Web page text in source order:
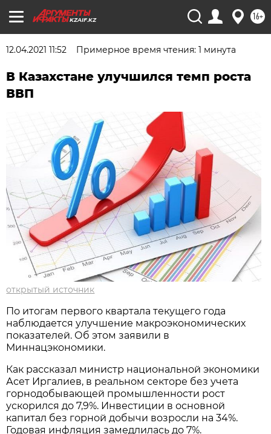
KZAIF.KZ 16+
12.04.2021 11:52 Примерное время чтения: 1 минута
В Казахстане улучшился темп роста
ВВП
открытый источник
По итогам первого квартала текущего года
наблюдается улучшение макроэкономических
показателей. Об этом заявили в
Миннацэкономики.
Как рассказал министр национальной экономики
Асет Иргалиев, в реальном секторе без учета
горнодобывающей промышленности рост
ускорился до 7,9%. Инвестиции в основной
капитал без горной добычи возросли на 34%.
Годовая инфляция замедлилась до 7%.